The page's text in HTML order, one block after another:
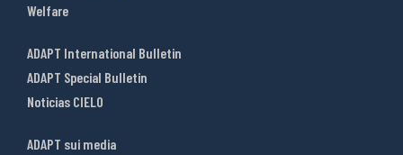
Welfare
ADAPT International Bulletin
ADAPT Special Bulletin
Noticias CIELO
ADAPT sui media